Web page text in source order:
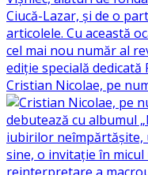
Cristian Nicolae, pe